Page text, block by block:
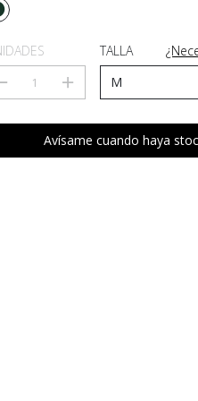
TALLA
Avísame cuando haya